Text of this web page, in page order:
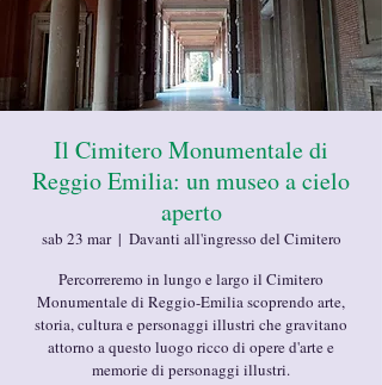
Il Cimitero Monumentale di
Reggio Emilia: un museo a cielo
aperto
sab 23 mar
  |
Davanti all'ingresso del Cimitero
Percorreremo in lungo e largo il Cimitero
Monumentale di Reggio-Emilia scoprendo arte,
storia, cultura e personaggi illustri che gravitano
attorno a questo luogo ricco di opere d'arte e
memorie di personaggi illustri.